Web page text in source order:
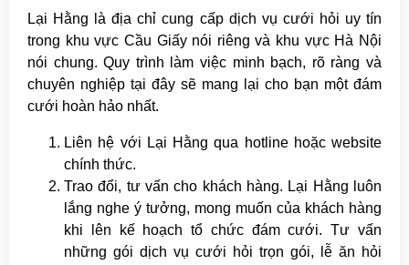
Lại Hằng là địa chỉ cung cấp dịch vụ cưới hỏi uy tín
trong khu vực Cầu Giấy nói riêng và khu vực Hà Nội
nói chung. Quy trình làm việc minh bạch, rõ ràng và
chuyên nghiệp tại đây sẽ mang lại cho bạn một đám
cưới hoàn hảo nhất.
Liên hệ với Lại Hằng qua hotline hoặc website
chính thức.
Trao đổi, tư vấn cho khách hàng. Lại Hằng luôn
lắng nghe ý tưởng, mong muốn của khách hàng
khi lên kế hoạch tổ chức đám cưới. Tư vấn
những gói dịch vụ cưới hỏi trọn gói, lễ ăn hỏi